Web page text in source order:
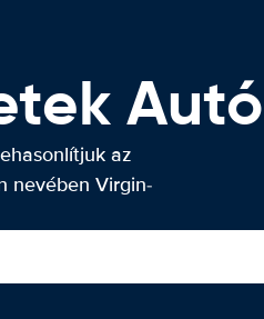
az
nevében Virgin-